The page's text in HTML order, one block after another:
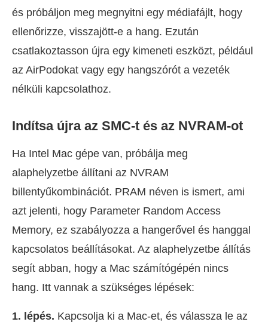
és próbáljon meg megnyitni egy médiafájlt, hogy
ellenőrizze, visszajött-e a hang. Ezután
csatlakoztasson újra egy kimeneti eszközt, például
az AirPodokat vagy egy hangszórót a vezeték
nélküli kapcsolathoz.
Indítsa újra az SMC-t és az NVRAM-ot
Ha Intel Mac gépe van, próbálja meg
alaphelyzetbe állítani az NVRAM
billentyűkombinációt. PRAM néven is ismert, ami
azt jelenti, hogy Parameter Random Access
Memory, ez szabályozza a hangerővel és hanggal
kapcsolatos beállításokat. Az alaphelyzetbe állítás
segít abban, hogy a Mac számítógépén nincs
hang. Itt vannak a szükséges lépések:
1. lépés. Kapcsolja ki a Mac-et, és válassza le az